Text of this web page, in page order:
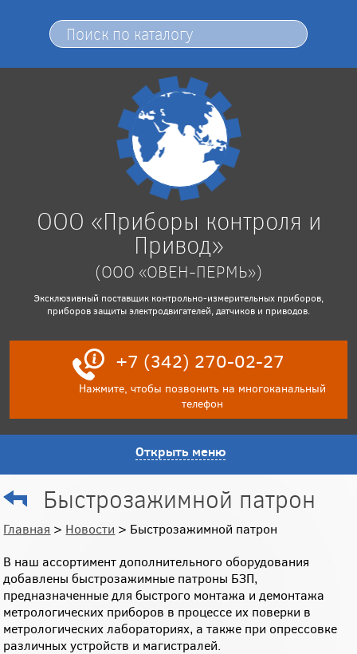
ООО «Приборы контроля и
Привод»
(ООО «ОВЕН-ПЕРМЬ»)
Эксклюзивный поставщик контрольно-измерительных приборов,
приборов защиты электродвигателей, датчиков и приводов.
+7 (342) 270-02-27
Нажмите, чтобы позвонить на многоканальный
телефон
Открыть меню
Быстрозажимной патрон
Главная > Новости > Быстрозажимной патрон
В наш ассортимент дополнительного оборудования
добавлены быстрозажимные патроны БЗП,
предназначенные для быстрого монтажа и демонтажа
метрологических приборов в процессе их поверки в
метрологических лабораториях, а также при опрессовке
различных устройств и магистралей.